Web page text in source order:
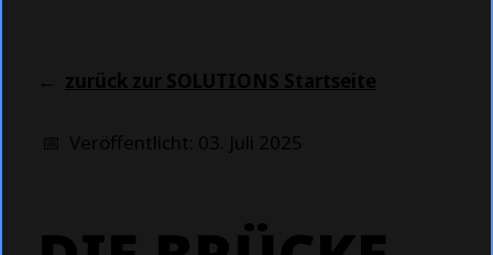
← zurück zur SOLUTIONS Startseite
📅 Veröffentlicht: 03. Juli 2025